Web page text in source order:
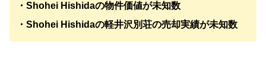
・Shohei Hishidaの物件価値が未知数
・Shohei Hishidaの軽井沢別荘の売却実績が未知数